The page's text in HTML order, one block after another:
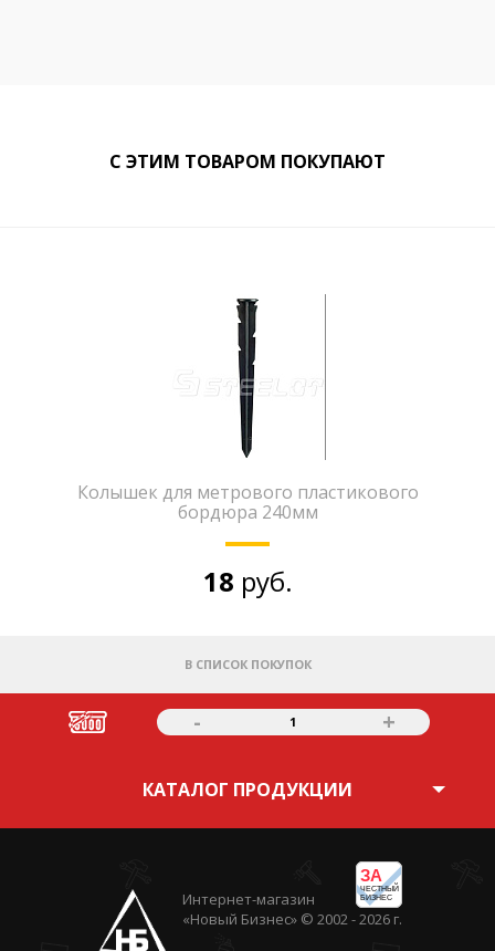
С ЭТИМ ТОВАРОМ ПОКУПАЮТ
Колышек для метрового пластикового
бордюра 240мм
18 руб.
В СПИСОК ПОКУПОК
- 1 +
КАТАЛОГ ПРОДУКЦИИ
ЗА
ЧЕСТНЫЙ
БИЗНЕС
Интернет-магазин
«Новый Бизнес» © 2002 - 2026 г.